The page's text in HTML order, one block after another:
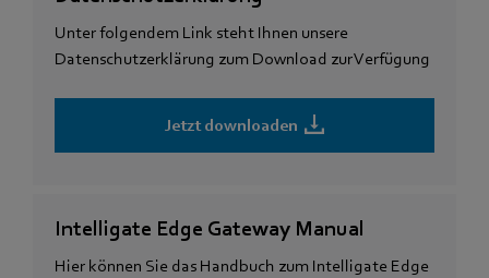
Unter folgendem Link steht Ihnen unsere
Datenschutzerklärung zum Download zur Verfügung
Jetzt downloaden
Intelligate Edge Gateway Manual
Hier können Sie das Handbuch zum Intelligate Edge